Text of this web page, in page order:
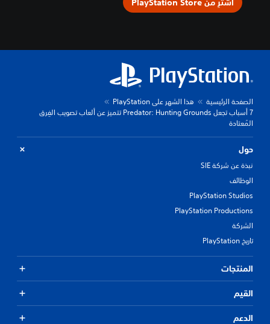
اشترِ من PlayStation Store
الصفحة الرئيسية
هذا الشهر على PlayStation
7 أسباب تجعل Predator: Hunting Grounds تتميز عن ألعاب تصويب الفِرق
المُعتادة
حول
نبذة عن شركة SIE
الوظائف
PlayStation Studios
PlayStation Productions
الشركة
تاريخ PlayStation
المنتجات
القيم
الدعم